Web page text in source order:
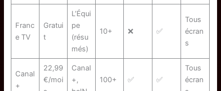
Franc
e TV
Gratui
t
L’Équi
pe
(résu
més)
10+ ❌ ✅
Tous
écran
s
Canal
+
22,99
€/moi
Canal
+,
100+ ✅ ✅
Tous
écran